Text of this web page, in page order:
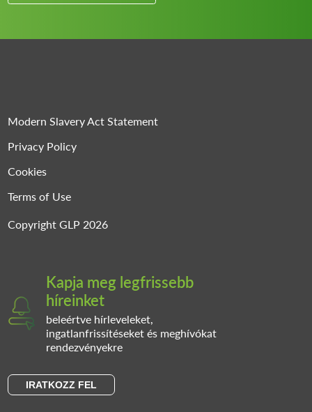
Modern Slavery Act Statement
Privacy Policy
Cookies
Terms of Use
Copyright GLP 2026
Kapja meg legfrissebb
híreinket
beleértve hírleveleket,
ingatlanfrissítéseket és meghívókat
rendezvényekre
IRATKOZZ FEL